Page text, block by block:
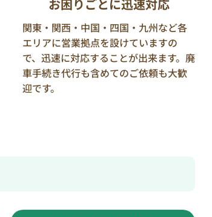
お困りごとに迅速対応
関東・関西・中国・四国・九州など各
エリアに営業拠点を設けていますの
で、迅速に対応することが出来ます。廃
車手続き代行も含めてのご依頼も大歓
迎です。